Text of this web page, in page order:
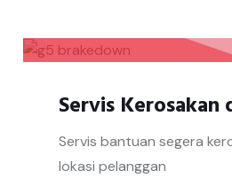
Servis Kerosakan
Servis bantuan segera
lokasi pelanggan